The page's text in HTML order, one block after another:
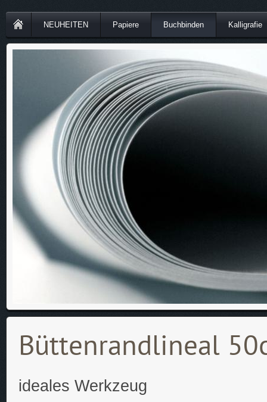
NEUHEITEN Papiere Buchbinden Kalligrafie
Büttenrandlineal
ideales Werkzeug